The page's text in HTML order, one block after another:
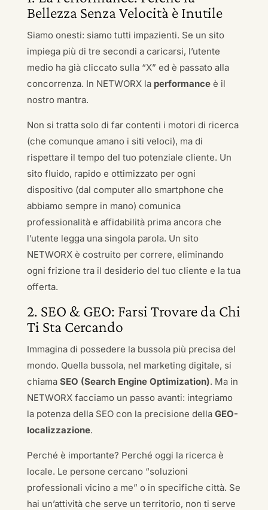
Bellezza Senza Velocità è Inutile
Siamo onesti: siamo tutti impazienti. Se un sito
impiega più di tre secondi a caricarsi, l’utente
medio ha già cliccato sulla “X” ed è passato alla
concorrenza. In NETWORX la performanceè il
nostro mantra.
Non si tratta solo di far contenti i motori di ricerca
(che comunque amano i siti veloci), ma di
rispettare il tempo del tuo potenziale cliente. Un
sito fluido, rapido e ottimizzato per ogni
dispositivo (dal computer allo smartphone che
abbiamo sempre in mano) comunica
professionalità e affidabilità prima ancora che
l’utente legga una singola parola. Un sito
NETWORX è costruito per correre, eliminando
ogni frizione tra il desiderio del tuo cliente e la tua
offerta.
2. SEO & GEO: Farsi Trovare da Chi
Ti Sta Cercando
Immagina di possedere la bussola più precisa del
mondo. Quella bussola, nel marketing digitale, si
chiama SEO (Search Engine Optimization). Ma in
NETWORX facciamo un passo avanti: integriamo
la potenza della SEO con la precisione della GEO-
localizzazione.
Perché è importante? Perché oggi la ricerca è
locale. Le persone cercano “soluzioni
professionali vicino a me” o in specifiche città. Se
hai un’attività che serve un territorio, non ti serve